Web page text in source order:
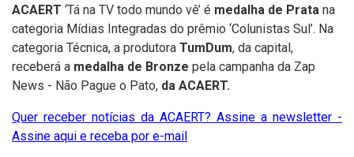
ACAERT ‘Tá na TV todo mundo vê’ é medalha de Prata na
categoria Mídias Integradas do prêmio ‘Colunistas Sul’. Na
categoria Técnica, a produtora TumDum, da capital,
receberá a medalha de Bronze pela campanha da Zap
News - Não Pague o Pato, da ACAERT.
Quer receber notícias da ACAERT? Assine a newsletter -
Assine aqui e receba por e-mail